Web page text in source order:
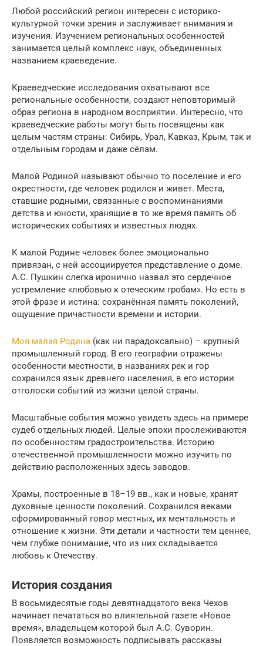
Любой российский регион интересен с историко-
культурной точки зрения и заслуживает внимания и
изучения. Изучением региональных особенностей
занимается целый комплекс наук, объединенных
названием краеведение.
Краеведческие исследования охватывают все
региональные особенности, создают неповторимый
образ региона в народном восприятии. Интересно, что
краеведческие работы могут быть посвящены как
целым частям страны: Сибирь, Урал, Кавказ, Крым, так и
отдельным городам и даже сёлам.
Малой Родиной называют обычно то поселение и его
окрестности, где человек родился и живет. Места,
ставшие родными, связанные с воспоминаниями
детства и юности, хранящие в то же время память об
исторических событиях и известных людях.
К малой Родине человек более эмоционально
привязан, с ней ассоциируется представление о доме.
А.С. Пушкин слегка иронично назвал это сердечное
устремление «любовью к отеческим гробам». Но есть в
этой фразе и истина: сохранённая память поколений,
ощущение причастности времени и истории.
Моя малая Родина (как ни парадоксально) – крупный
промышленный город. В его географии отражены
особенности местности, в названиях рек и гор
сохранился язык древнего населения, в его истории
отголоски событий из жизни целой страны.
Масштабные события можно увидеть здесь на примере
судеб отдельных людей. Целые эпохи прослеживаются
по особенностям градостроительства. Историю
отечественной промышленности можно изучить по
действию расположенных здесь заводов.
Храмы, построенные в 18–19 вв., как и новые, хранят
духовные ценности поколений. Сохранился веками
сформированный говор местных, их ментальность и
отношение к жизни. Эти детали и частности тем ценнее,
чем глубже понимание, что из них складывается
любовь к Отечеству.
История создания
В восьмидесятые годы девятнадцатого века Чехов
начинает печататься во влиятельной газете «Новое
время», владельцем которой был А.С. Суворин.
Появляется возможность подписывать рассказы